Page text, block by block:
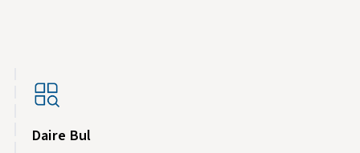
Daire Bul